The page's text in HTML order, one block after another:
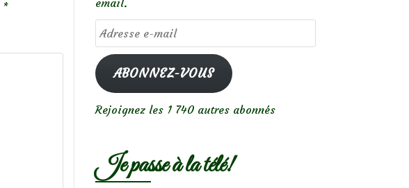
*
email.
Adresse
e-
mailABONNEZ-VOUS
Rejoignez les 1 740 autres abonnés
Je passe à la télé!